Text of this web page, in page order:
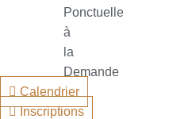
Ponctuelle
à
la
Demande
Calendrier
Inscriptions